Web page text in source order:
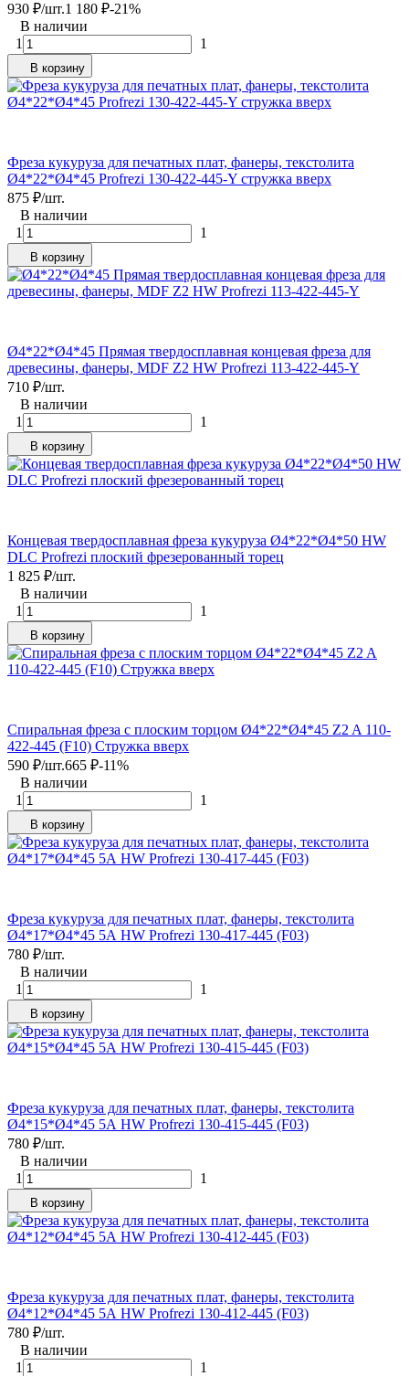
930 ₽/шт.1 180 ₽-21%
В наличии
1
1
В корзину
Фреза кукуруза для печатных плат, фанеры, текстолита
Ø4*22*Ø4*45 Profrezi 130-422-445-Y стружка вверх
875 ₽/шт.
В наличии
1
1
В корзину
Ø4*22*Ø4*45 Прямая твердосплавная концевая фреза для
древесины, фанеры, MDF Z2 HW Profrezi 113-422-445-Y
710 ₽/шт.
В наличии
1
1
В корзину
Концевая твердосплавная фреза кукуруза Ø4*22*Ø4*50 HW
DLC Profrezi плоский фрезерованный торец
1 825 ₽/шт.
В наличии
1
1
В корзину
Спиральная фреза с плоским торцом Ø4*22*Ø4*45 Z2 A 110-
422-445 (F10) Стружка вверх
590 ₽/шт.665 ₽-11%
В наличии
1
1
В корзину
Фреза кукуруза для печатных плат, фанеры, текстолита
Ø4*17*Ø4*45 5А HW Profrezi 130-417-445 (F03)
780 ₽/шт.
В наличии
1
1
В корзину
Фреза кукуруза для печатных плат, фанеры, текстолита
Ø4*15*Ø4*45 5А HW Profrezi 130-415-445 (F03)
780 ₽/шт.
В наличии
1
1
В корзину
Фреза кукуруза для печатных плат, фанеры, текстолита
Ø4*12*Ø4*45 5А HW Profrezi 130-412-445 (F03)
780 ₽/шт.
В наличии
1
1